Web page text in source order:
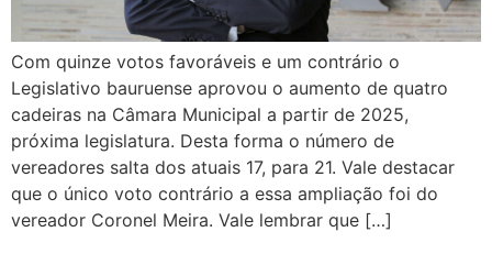
Com quinze votos favoráveis e um contrário o
Legislativo bauruense aprovou o aumento de quatro
cadeiras na Câmara Municipal a partir de 2025,
próxima legislatura. Desta forma o número de
vereadores salta dos atuais 17, para 21. Vale destacar
que o único voto contrário a essa ampliação foi do
vereador Coronel Meira. Vale lembrar que […]